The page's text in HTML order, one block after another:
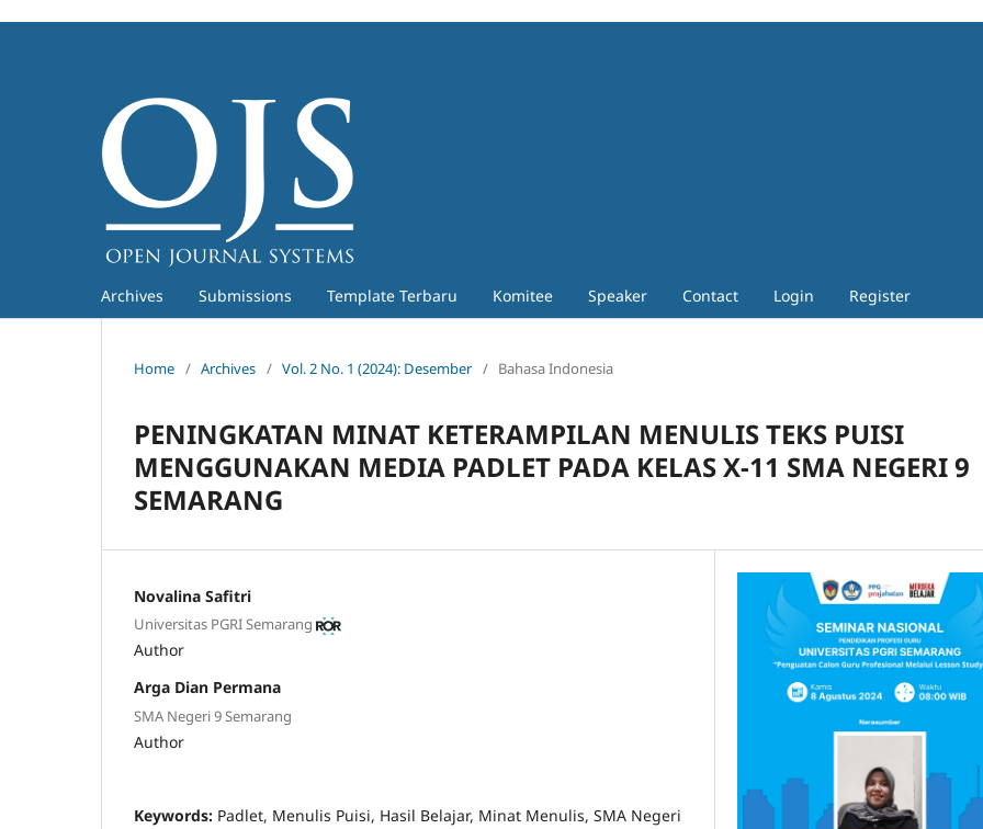
Archives Submissions Template Terbaru Komitee Speaker Contact Login Register
Home / Archives / Vol. 2 No. 1 (2024): Desember / Bahasa Indonesia
PENINGKATAN MINAT KETERAMPILAN MENULIS TEKS PUISI
MENGGUNAKAN MEDIA PADLET PADA KELAS X-11 SMA NEGERI 9
SEMARANG
Novalina Safitri
Universitas PGRI Semarang
Author
Arga Dian Permana
SMA Negeri 9 Semarang
Author
Keywords: Padlet, Menulis Puisi, Hasil Belajar, Minat Menulis, SMA Negeri